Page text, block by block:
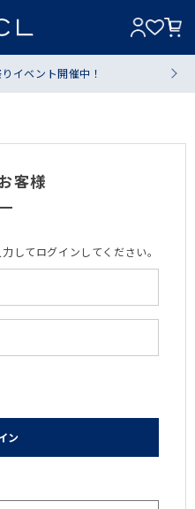
イベント開催中！
客様
してログインしてください。